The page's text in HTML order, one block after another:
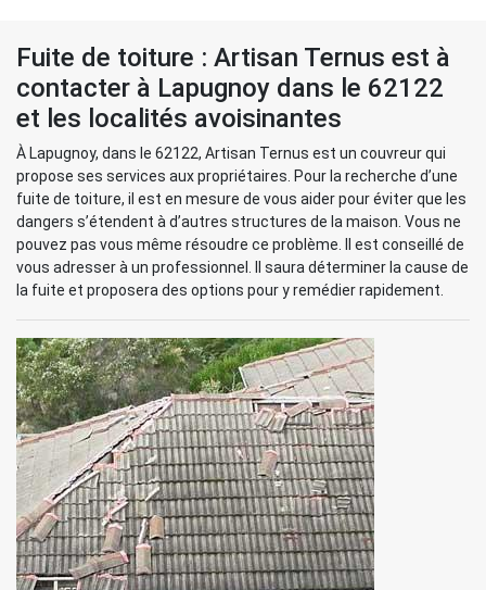
Fuite de toiture : Artisan Ternus est à
contacter à Lapugnoy dans le 62122
et les localités avoisinantes
À Lapugnoy, dans le 62122, Artisan Ternus est un couvreur qui
propose ses services aux propriétaires. Pour la recherche d’une
fuite de toiture, il est en mesure de vous aider pour éviter que les
dangers s’étendent à d’autres structures de la maison. Vous ne
pouvez pas vous même résoudre ce problème. Il est conseillé de
vous adresser à un professionnel. Il saura déterminer la cause de
la fuite et proposera des options pour y remédier rapidement.